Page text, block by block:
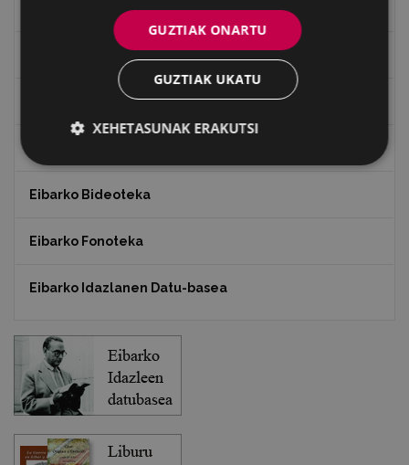
"Gure Herria" aldizkaria
Txostenak eta dokumentuak
Eibarko Bideoteka
Eibarko Fonoteka
Eibarko Idazlanen Datu-basea
GUZTIAK ONARTU
GUZTIAK UKATU
XEHETASUNAK ERAKUTSI